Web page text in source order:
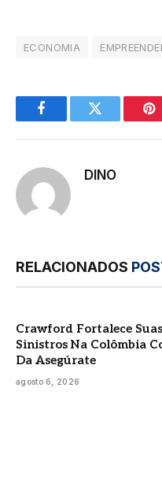
ECONOMIA
FacebookTwitter
DINO
RELACIONADOS
Crawford Fortalece
Sinistros Na Colômbia
Da Asegúrate
agosto 6, 2026